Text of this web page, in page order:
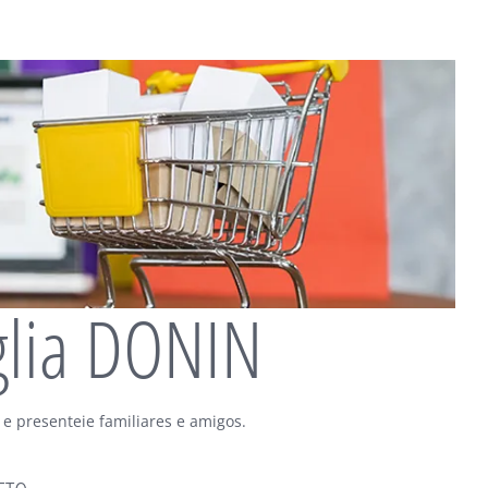
DONIN
presenteie familiares e amigos.